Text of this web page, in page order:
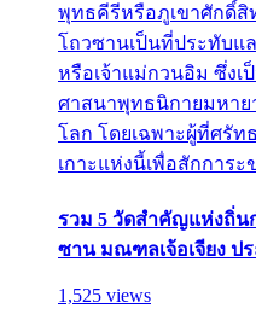
พุทธคีรีหรือภูเขาศักดิ์สิ
โถวซานเป็นที่ประทับแ
หรือเจ้าแม่กวนอิม ซึ่ง
ศาสนาพุทธนิกายมหาย
โลก โดยเฉพาะผู้ที่ศรัท
เกาะแห่งนี้เพื่อสักการ
รวม 5 วัดสำคัญแห่งถิ่น
ซาน มณฑลเจ้อเจียง ป
1,525 views